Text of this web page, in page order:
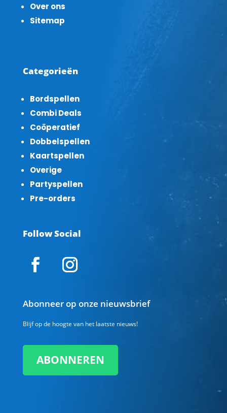
Over ons
Sitemap
Categorieën
Bordspellen
Combi Deals
Coöperatief
Dobbelspellen
Kaartspellen
Overige
Partyspellen
Pre-orders
Follow Social
Abonneer op onze nieuwsbrief
Blijf op de hoogte van het laatste nieuws!
ABONNEREN